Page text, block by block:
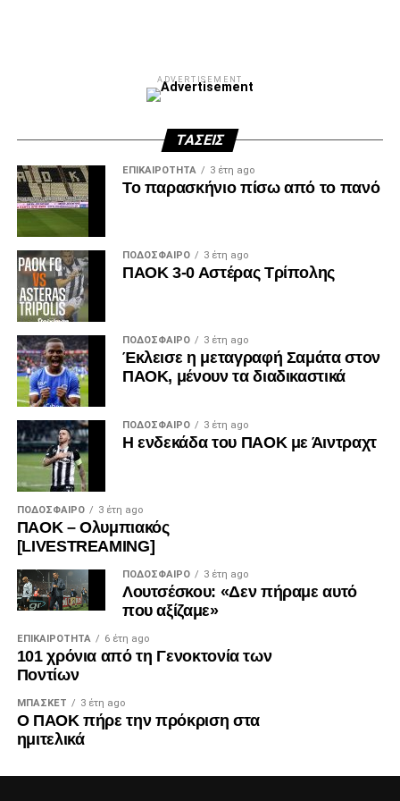
Facebook
Twitter
Email
Pinterest
WhatsApp
LinkedIn
ADVERTISEMENT
ΤΆΣΕΙΣ
ΕΠΙΚΑΙΡΌΤΗΤΑ 3 έτη ago
Το παρασκήνιο πίσω από το πανό
ΠΟΔΌΣΦΑΙΡΟ 3 έτη ago
ΠΑΟΚ 3-0 Αστέρας Τρίπολης
ΠΟΔΌΣΦΑΙΡΟ 3 έτη ago
Έκλεισε η μεταγραφή Σαμάτα στον
ΠΑΟΚ, μένουν τα διαδικαστικά
ΠΟΔΌΣΦΑΙΡΟ 3 έτη ago
Η ενδεκάδα του ΠΑΟΚ με Άιντραχτ
ΠΟΔΌΣΦΑΙΡΟ 3 έτη ago
ΠΑΟΚ – Ολυμπιακός
[LIVESTREAMING]
ΠΟΔΌΣΦΑΙΡΟ 3 έτη ago
Λουτσέσκου: «Δεν πήραμε αυτό
που αξίζαμε»
ΕΠΙΚΑΙΡΌΤΗΤΑ 6 έτη ago
101 χρόνια από τη Γενοκτονία των
Ποντίων
ΜΠΆΣΚΕΤ 3 έτη ago
Ο ΠΑΟΚ πήρε την πρόκριση στα
ημιτελικά